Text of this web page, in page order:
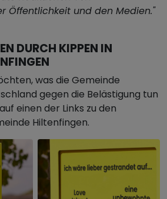
Öffentlichkeit und den Medien."
DURCH KIPPEN IN
was die Gemeinde
gegen die Belästigung tun
einen der Links zu den
Hiltenfingen.